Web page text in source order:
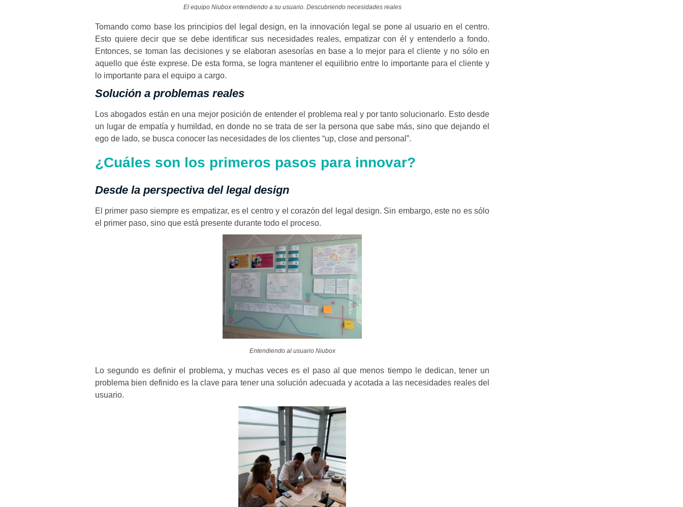
El equipo Niubox entendiendo a su usuario. Descubriendo necesidades reales
Tomando como base los principios del legal design, en la innovación legal se pone al usuario en el centro.
Esto quiere decir que se debe identificar sus necesidades reales, empatizar con él y entenderlo a fondo.
Entonces, se toman las decisiones y se elaboran asesorías en base a lo mejor para el cliente y no sólo en
aquello que éste exprese. De esta forma, se logra mantener el equilibrio entre lo importante para el cliente y
lo importante para el equipo a cargo.
Solución a problemas reales
Los abogados están en una mejor posición de entender el problema real y por tanto solucionarlo. Esto desde
un lugar de empatía y humildad, en donde no se trata de ser la persona que sabe más, sino que dejando el
ego de lado, se busca conocer las necesidades de los clientes “up, close and personal”.
¿Cuáles son los primeros pasos para innovar?
Desde la perspectiva del legal design
El primer paso siempre es empatizar, es el centro y el corazón del legal design. Sin embargo, este no es sólo
el primer paso, sino que está presente durante todo el proceso.
Entendiendo al usuario Niubox
Lo segundo es definir el problema, y muchas veces es el paso al que menos tiempo le dedican, tener un
problema bien definido es la clave para tener una solución adecuada y acotada a las necesidades reales del
usuario.